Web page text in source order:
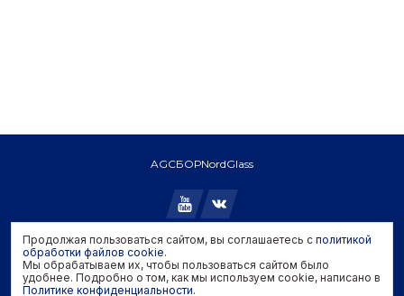
AGCБОРNordGlass
Copyright © 2026 AGC. All rights reserved.
Политика конфиденциальности
Политика обработки файлов cookie
Продолжая пользоваться сайтом, вы соглашаетесь с политикой
обработки файлов cookie.
Мы обрабатываем их, чтобы пользоваться сайтом было
удобнее. Подробно о том, как мы используем cookie, написано в
Политике конфиденциальности.